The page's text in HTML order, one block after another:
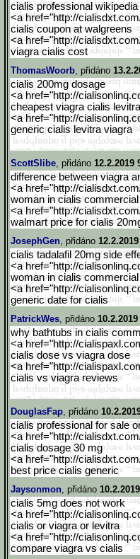
cialis professional wikipedia
<a href="http://
cialis coupon at walgreens
<a href="http://
viagra cialis cost
ThomasWoorb, přidáno
cialis 200mg dosage
<a href="http://
cheapest viagra cialis levitra
<a href="http://
generic cialis levitra viagra
ScottSlibe, přidáno 12.2.2019
difference between viagra
<a href="http://
woman in cialis
<a href="http://
walmart price for cialis
JosephGen, přidáno
cialis tadalafil 20mg side
<a href="http://
woman in cialis
<a href="http://
generic date for cialis
PatrickWes, přidáno
why bathtubs in cialis
<a href="http://
cialis dose vs viagra dose
<a href="http://
cialis vs viagra reviews
DouglasFap, přidáno
cialis professional for sale
<a href="http://
cialis dosage 30 mg
<a href="http://
best price cialis generic
Jaysonmon, přidáno
cialis 5mg does not work
<a href="http://
cialis or viagra or levitra
<a href="http://
compare viagra vs cialis